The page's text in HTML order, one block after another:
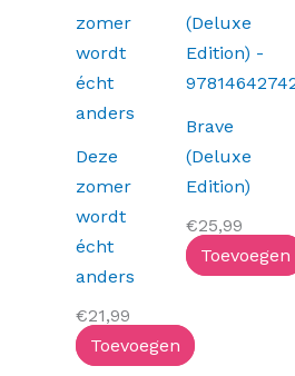
Deze
zomer
wordt
écht
anders
€21,99
Toevoegen
Brave
(Deluxe
Edition)
€25,99
Toevoegen